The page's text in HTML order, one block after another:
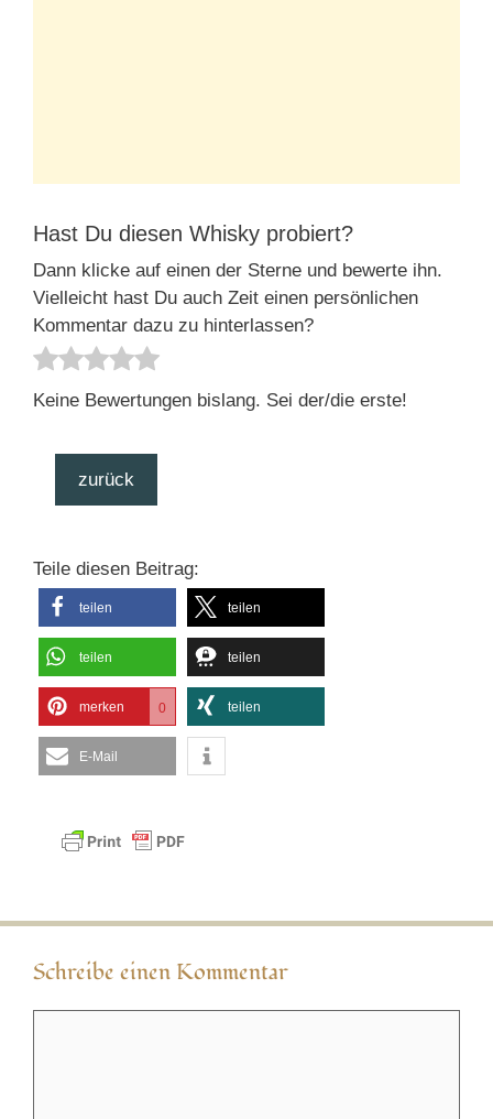
Hast Du diesen Whisky probiert?
Dann klicke auf einen der Sterne und bewerte ihn.
Vielleicht hast Du auch Zeit einen persönlichen
Kommentar dazu zu hinterlassen?
Keine Bewertungen bislang. Sei der/die erste!
zurück
Teile diesen Beitrag:
teilen teilen
teilen teilen
merken 0 teilen
E-Mail
Schreibe einen Kommentar